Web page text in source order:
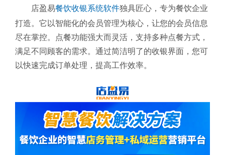
店盈易餐饮收银系统软件独具匠心，专为餐饮企业
打造。它以智能化的会员管理为核心，让您的会员信息
尽在掌控。点餐功能强大而灵活，支持多种点餐方式，
满足不同顾客的需求。通过简洁明了的收银界面，您可
以快速完成订单处理，提高工作效率。